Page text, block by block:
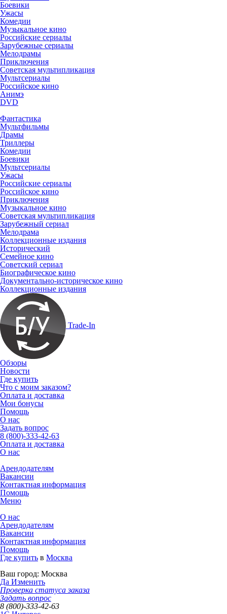
Боевики
Ужасы
Комедии
Музыкальное кино
Российские сериалы
Зарубежные сериалы
Мелодрамы
Приключения
Советская мультипликация
Мультсериалы
Российское кино
Анимэ
DVD
Фантастика
Мультфильмы
Драмы
Триллеры
Комедии
Боевики
Мультсериалы
Ужасы
Российские сериалы
Российское кино
Приключения
Музыкальное кино
Советская мультипликация
Зарубежный сериал
Мелодрама
Коллекционные издания
Исторический
Семейное кино
Советский сериал
Биографическое кино
Документально-историческое кино
Коллекционные издания
Trade-In
Обзоры
Новости
Где купить
Что с моим заказом?
Оплата и доставка
Мои бонусы
Помощь
О нас
Задать вопрос
8 (800)-333-42-63
Оплата и доставка
О нас
Арендодателям
Вакансии
Контактная информация
Помощь
Меню
О нас
Арендодателям
Вакансии
Контактная информация
Помощь
Где купить в Москва
Ваш город: Москва
Да Изменить
Проверка статуса заказа
Задать вопрос
8 (800)-333-42-63